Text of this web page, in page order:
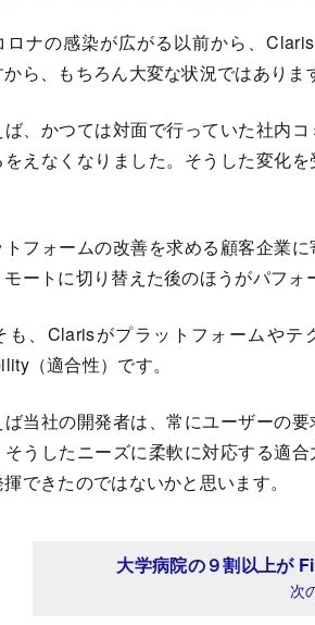
ナの感染が広がる以前から、
ら、もちろん大変な状況ではありま
、かつては対面で行っていた社内
えなくなりました。そうした変化
フォームの改善を求める顧客企業
ートに切り替えた後のほうがパフォ
、Clarisがプラットフォームやテ
（適合性）です。
当社の開発者は、常にユーザーの
そうしたニーズに柔軟に対応する適
できたのではないかと思います。
大学病院の９割以上が
次